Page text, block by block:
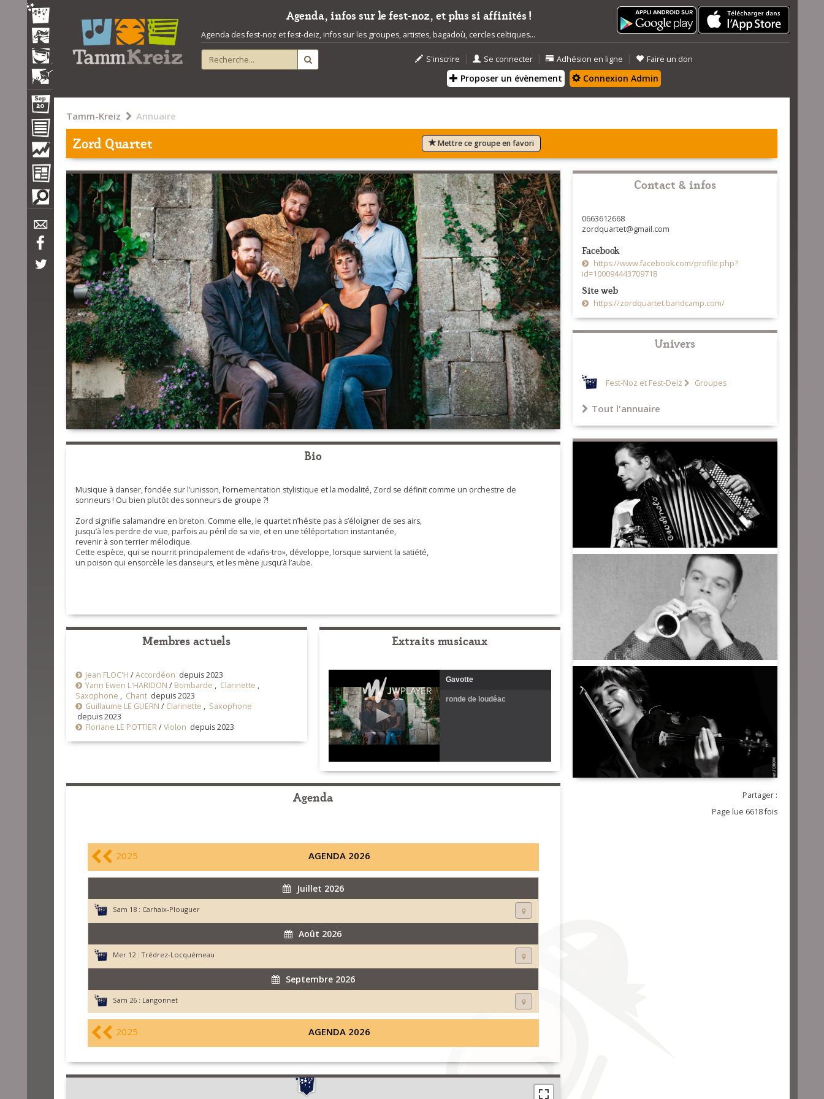
Agenda, infos sur le fest-noz, et plus si affinités !
Agenda des fest-noz et fest-deiz, infos sur les groupes, artistes, bagadoù, cercles celtiques...
S'inscrire | Se connecter | Adhésion en ligne | Faire un don
Proposer un évènement Connexion Admin
Tamm-Kreiz Annuaire
Zord Quartet Mettre ce groupe en favori
Bio
Musique à danser, fondée sur l’unisson, l’ornementation stylistique et la modalité, Zord se définit comme un orchestre de
sonneurs ! Ou bien plutôt des sonneurs de groupe ?!
Zord signifie salamandre en breton. Comme elle, le quartet n’hésite pas à s’éloigner de ses airs,
jusqu’à les perdre de vue, parfois au péril de sa vie, et en une téléportation instantanée,
revenir à son terrier mélodique.
Cette espèce, qui se nourrit principalement de «dañs-tro», développe, lorsque survient la satiété,
un poison qui ensorcèle les danseurs, et les mène jusqu’à l’aube.
Membres actuels
Jean FLOC'H /Accordéon depuis 2023
Yann Ewen L'HARIDON / Bombarde , Clarinette ,
Saxophone , Chantdepuis 2023
Guillaume LE GUERN / Clarinette , Saxophone
depuis 2023
Floriane LE POTTIER/Violon depuis 2023
Extraits musicaux
Gavotte
ronde de loudéac
Agenda
2025 AGENDA 2026
Juillet 2026
Sam 18 : Carhaix-Plouguer
Août 2026
Mer 12 : Trédrez-Locquémeau
Septembre 2026
Sam 26 : Langonnet
2025 AGENDA 2026
Contact & infos
0663612668
zordquartet@gmail.com
Facebook
https://www.facebook.com/profile.php?
id=100094443709718
Site web
https://zordquartet.bandcamp.com/
Univers
Fest-Noz et Fest-Deiz Groupes
Tout l'annuaire
Partager :
Page lue 6618 fois